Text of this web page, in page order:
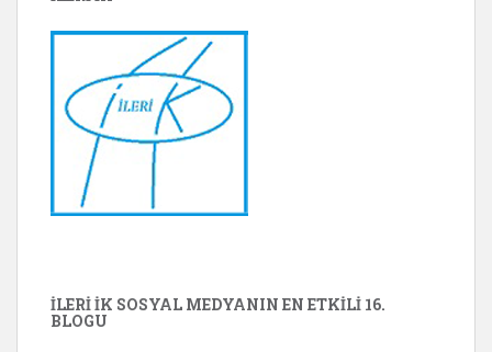
İLERİ İK SOSYAL MEDYANIN EN ETKILI 16.
BLOGU